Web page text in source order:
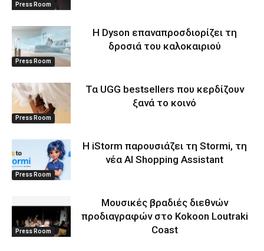
Press Room
Press Room
Η Dyson επαναπροσδιορίζει τη
δροσιά του καλοκαιριού
Press Room
Τα UGG bestsellers που κερδίζουν
ξανά το κοινό
Press Room
Η iStorm παρουσιάζει τη Stormi, τη
νέα AI Shopping Assistant
Press Room
Μουσικές βραδιές διεθνών
προδιαγραφών στο Kokoon Loutraki
Coast